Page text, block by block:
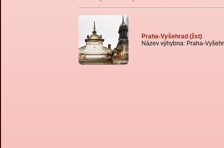
Praha-Vyšehrad (žst)
Název výhybna: Praha-